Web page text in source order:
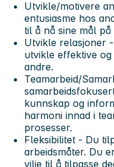
Utvikle/motivere
entusiasme hos
til å nå sine mål
Utvikle relasjoner
utvikle effektive
andre.
Teamarbeid/
kunnskap og
harmoni innad i
prosesser.
Fleksibilitet - Du
arbeidsmåter. Du
vilje til å tilpasse